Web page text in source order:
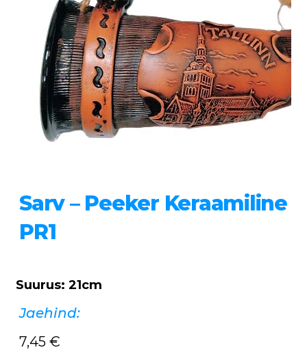
Sarv – Peeker Keraamiline
PR1
Suurus: 21cm
Jaehind:
7,45 €